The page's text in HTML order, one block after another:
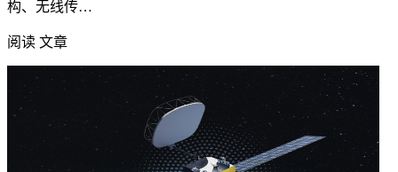
构、无线传…
阅读 文章